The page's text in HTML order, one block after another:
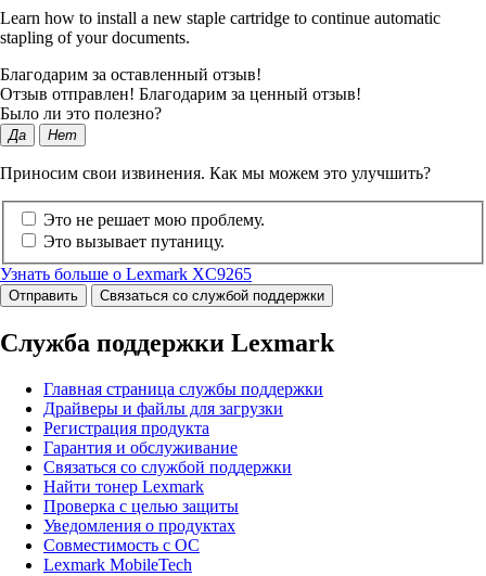
Learn how to install a new staple cartridge to continue automatic
stapling of your documents.
Благодарим за оставленный отзыв!
Отзыв отправлен! Благодарим за ценный отзыв!
Было ли это полезно?
Да Нет
Приносим свои извинения. Как мы можем это улучшить?
Это не решает мою проблему.
Это вызывает путаницу.
Узнать больше о Lexmark XC9265
Отправить Связаться со службой поддержки
Служба поддержки Lexmark
Главная страница службы поддержки
Драйверы и файлы для загрузки
Регистрация продукта
Гарантия и обслуживание
Связаться со службой поддержки
Найти тонер Lexmark
Проверка с целью защиты
Уведомления о продуктах
Совместимость с ОС
Lexmark MobileTech